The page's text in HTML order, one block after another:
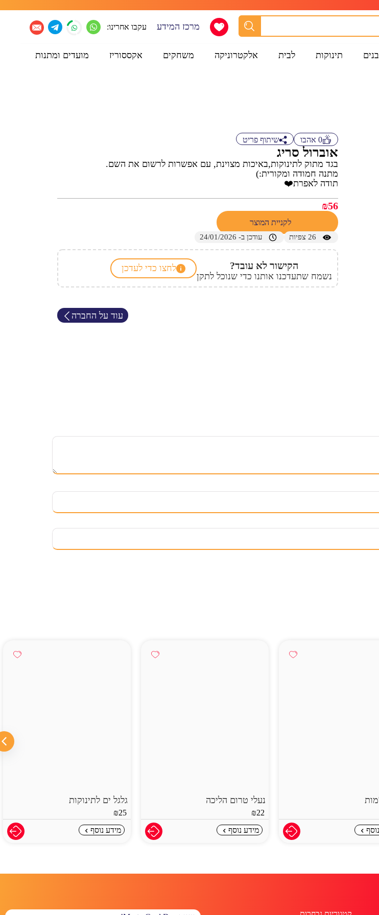
מרכז המידע עקבו אחרינו:
בנים תינוקות לבית אלקטרוניקה משחקים אקססוריז מועדים ומתנות
0 אהבו שיתוף פריט
אוברול סריג
בגד מתוק לתינוקות,באיכות מצוינת, עם אפשרות לרשום את השם.
מתנה חמודה ומקורית:)
תודה לאפרת❤️
₪56
לקניית המוצר
26 צפיות עודכן ב- 24/01/2026
הקישור לא עובד?
נשמח שתעדכנו אותנו כדי שנוכל לתקן
לחצו כדי לעדכן
עוד על החברה
נעלי טרום הליכה
מידע נוסף
גלגל ים לתינוקות
מידע נוסף
בקבוק האכלה
מידע נוסף